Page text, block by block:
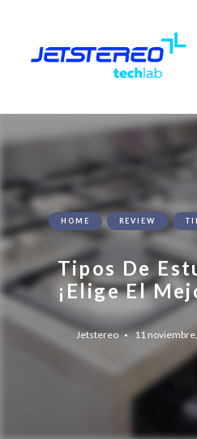
HOME REVIEW
Tipos De
¡Elige El
Jetstereo 11